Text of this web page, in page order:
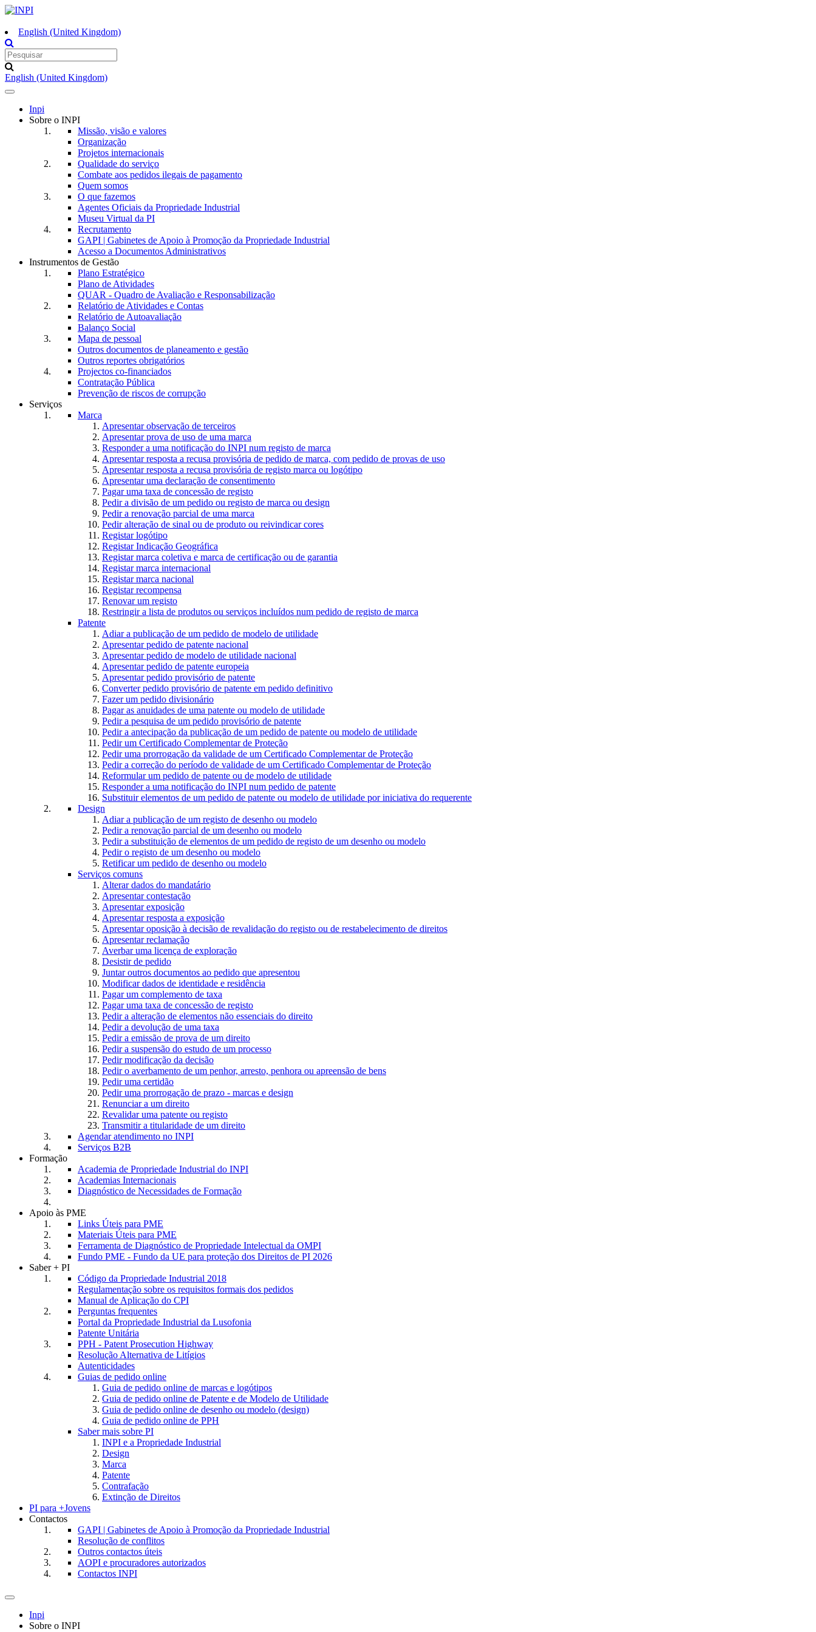
English (United Kingdom)
English (United Kingdom)
Toggle
navigation
Inpi
Sobre o INPI
Missão, visão e valores
Organização
Projetos internacionais
Qualidade do serviço
Combate aos pedidos ilegais de pagamento
Quem somos
O que fazemos
Agentes Oficiais da Propriedade Industrial
Museu Virtual da PI
Recrutamento
GAPI | Gabinetes de Apoio à Promoção da Propriedade Industrial
Acesso a Documentos Administrativos
Instrumentos de Gestão
Plano Estratégico
Plano de Atividades
QUAR - Quadro de Avaliação e Responsabilização
Relatório de Atividades e Contas
Relatório de Autoavaliação
Balanço Social
Mapa de pessoal
Outros documentos de planeamento e gestão
Outros reportes obrigatórios
Projectos co-financiados
Contratação Pública
Prevenção de riscos de corrupção
Serviços
Marca
Apresentar observação de terceiros
Apresentar prova de uso de uma marca
Responder a uma notificação do INPI num registo de marca
Apresentar resposta a recusa provisória de pedido de marca, com pedido de provas de uso
Apresentar resposta a recusa provisória de registo marca ou logótipo
Apresentar uma declaração de consentimento
Pagar uma taxa de concessão de registo
Pedir a divisão de um pedido ou registo de marca ou design
Pedir a renovação parcial de uma marca
Pedir alteração de sinal ou de produto ou reivindicar cores
Registar logótipo
Registar Indicação Geográfica
Registar marca coletiva e marca de certificação ou de garantia
Registar marca internacional
Registar marca nacional
Registar recompensa
Renovar um registo
Restringir a lista de produtos ou serviços incluídos num pedido de registo de marca
Patente
Adiar a publicação de um pedido de modelo de utilidade
Apresentar pedido de patente nacional
Apresentar pedido de modelo de utilidade nacional
Apresentar pedido de patente europeia
Apresentar pedido provisório de patente
Converter pedido provisório de patente em pedido definitivo
Fazer um pedido divisionário
Pagar as anuidades de uma patente ou modelo de utilidade
Pedir a pesquisa de um pedido provisório de patente
Pedir a antecipação da publicação de um pedido de patente ou modelo de utilidade
Pedir um Certificado Complementar de Proteção
Pedir uma prorrogação da validade de um Certificado Complementar de Proteção
Pedir a correção do período de validade de um Certificado Complementar de Proteção
Reformular um pedido de patente ou de modelo de utilidade
Responder a uma notificação do INPI num pedido de patente
Substituir elementos de um pedido de patente ou modelo de utilidade por iniciativa do requerente
Design
Adiar a publicação de um registo de desenho ou modelo
Pedir a renovação parcial de um desenho ou modelo
Pedir a substituição de elementos de um pedido de registo de um desenho ou modelo
Pedir o registo de um desenho ou modelo
Retificar um pedido de desenho ou modelo
Serviços comuns
Alterar dados do mandatário
Apresentar contestação
Apresentar exposição
Apresentar resposta a exposição
Apresentar oposição à decisão de revalidação do registo ou de restabelecimento de direitos
Apresentar reclamação
Averbar uma licença de exploração
Desistir de pedido
Juntar outros documentos ao pedido que apresentou
Modificar dados de identidade e residência
Pagar um complemento de taxa
Pagar uma taxa de concessão de registo
Pedir a alteração de elementos não essenciais do direito
Pedir a devolução de uma taxa
Pedir a emissão de prova de um direito
Pedir a suspensão do estudo de um processo
Pedir modificação da decisão
Pedir o averbamento de um penhor, arresto, penhora ou apreensão de bens
Pedir uma certidão
Pedir uma prorrogação de prazo - marcas e design
Renunciar a um direito
Revalidar uma patente ou registo
Transmitir a titularidade de um direito
Agendar atendimento no INPI
Serviços B2B
Formação
Academia de Propriedade Industrial do INPI
Academias Internacionais
Diagnóstico de Necessidades de Formação
Apoio às PME
Links Úteis para PME
Materiais Úteis para PME
Ferramenta de Diagnóstico de Propriedade Intelectual da OMPI
Fundo PME - Fundo da UE para proteção dos Direitos de PI 2026
Saber + PI
Código da Propriedade Industrial 2018
Regulamentação sobre os requisitos formais dos pedidos
Manual de Aplicação do CPI
Perguntas frequentes
Portal da Propriedade Industrial da Lusofonia
Patente Unitária
PPH - Patent Prosecution Highway
Resolução Alternativa de Litígios
Autenticidades
Guias de pedido online
Guia de pedido online de marcas e logótipos
Guia de pedido online de Patente e de Modelo de Utilidade
Guia de pedido online de desenho ou modelo (design)
Guia de pedido online de PPH
Saber mais sobre PI
INPI e a Propriedade Industrial
Design
Marca
Patente
Contrafação
Extinção de Direitos
PI para +Jovens
Contactos
GAPI | Gabinetes de Apoio à Promoção da Propriedade Industrial
Resolução de conflitos
Outros contactos úteis
AOPI e procuradores autorizados
Contactos INPI
Toggle
navigation
Inpi
Sobre o INPI